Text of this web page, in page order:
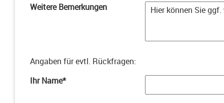
Weitere Bemerkungen
Angaben für evtl. Rückfragen:
Ihr Name*